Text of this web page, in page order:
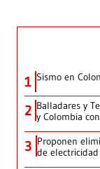
1 Sismo en
2 Balladares y
y Colombia
3 Proponen
de